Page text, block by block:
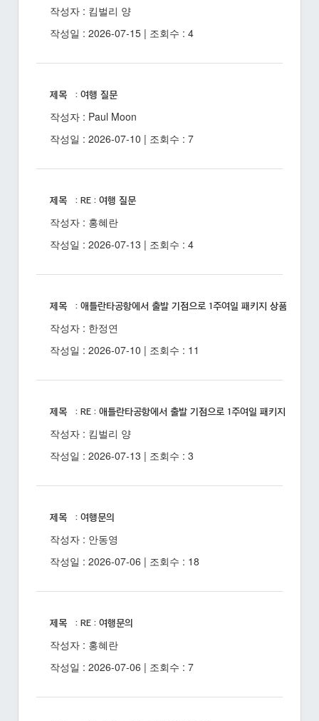
작성자 : 킴벌리 양
작성일 : 2026-07-15 | 조회수 : 4
제목 : 여행 질문
작성자 : Paul Moon
작성일 : 2026-07-10 | 조회수 : 7
제목 : RE : 여행 질문
작성자 : 홍혜란
작성일 : 2026-07-13 | 조회수 : 4
제목 : 애틀란타공항에서 출발 기점으로 1주여일 패키지 상품 있을까
작성자 : 한정연
작성일 : 2026-07-10 | 조회수 : 11
제목 : RE : 애틀란타공항에서 출발 기점으로 1주여일 패키지 상품 있
작성자 : 킴벌리 양
작성일 : 2026-07-13 | 조회수 : 3
제목 : 여행문의
작성자 : 안동영
작성일 : 2026-07-06 | 조회수 : 18
제목 : RE : 여행문의
작성자 : 홍혜란
작성일 : 2026-07-06 | 조회수 : 7